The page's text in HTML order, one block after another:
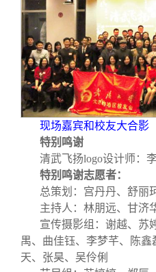
现场嘉宾和校友大合影
特别鸣谢
清武飞扬logo设计师：
特别鸣谢志愿者：
总策划：宫丹丹、舒丽
主持人：林朋远、甘济
宣传摄影组：谢越、苏
禺、曲佳钰、李梦芊、陈
天、张昊、吴伶俐